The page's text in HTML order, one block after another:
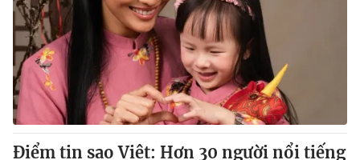
Điểm tin sao Việt: Hơn 30 người nổi tiếng